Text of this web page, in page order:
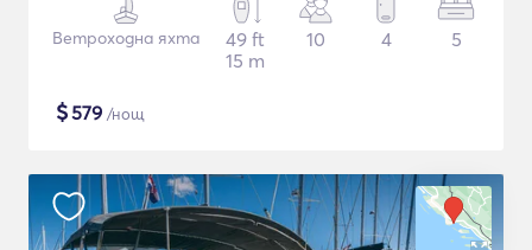
Ветроходна яхта
49 ft
15 m
10 4 5
$579 /нощ